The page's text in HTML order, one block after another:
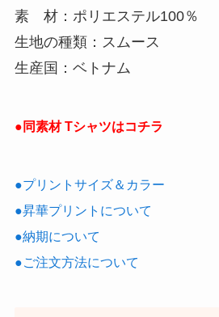
素 材：ポリエステル100％
生地の種類：スムース
生産国：ベトナム
●同素材 Tシャツはコチラ
●プリントサイズ＆カラー
●昇華プリントについて
●納期について
●ご注文方法について